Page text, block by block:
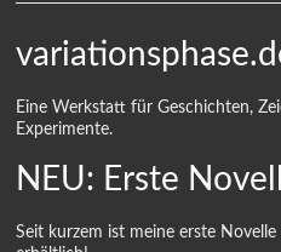
Eine Werkstatt für Geschichten,
Experimente.
NEU: Erste
Seit kurzem ist meine erste